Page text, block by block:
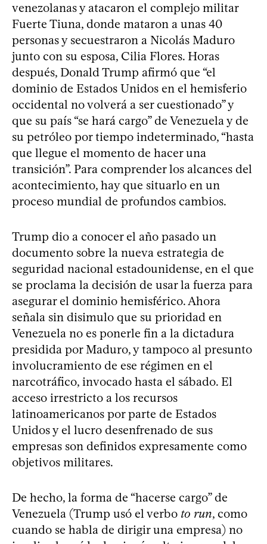
venezolanas y atacaron el complejo militar
Fuerte Tiuna, donde mataron a unas 40
personas y secuestraron a Nicolás Maduro
junto con su esposa, Cilia Flores. Horas
después, Donald Trump afirmó que “el
dominio de Estados Unidos en el hemisferio
occidental no volverá a ser cuestionado” y
que su país “se hará cargo” de Venezuela y de
su petróleo por tiempo indeterminado, “hasta
que llegue el momento de hacer una
transición”. Para comprender los alcances del
acontecimiento, hay que situarlo en un
proceso mundial de profundos cambios.
Trump dio a conocer el año pasado un
documento sobre la nueva estrategia de
seguridad nacional estadounidense, en el que
se proclama la decisión de usar la fuerza para
asegurar el dominio hemisférico. Ahora
señala sin disimulo que su prioridad en
Venezuela no es ponerle fin a la dictadura
presidida por Maduro, y tampoco al presunto
involucramiento de ese régimen en el
narcotráfico, invocado hasta el sábado. El
acceso irrestricto a los recursos
latinoamericanos por parte de Estados
Unidos y el lucro desenfrenado de sus
empresas son definidos expresamente como
objetivos militares.
De hecho, la forma de “hacerse cargo” de
Venezuela (Trump usó el verbo to run, como
cuando se habla de dirigir una empresa) no